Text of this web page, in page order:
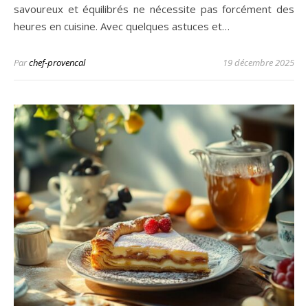
savoureux et équilibrés ne nécessite pas forcément des
heures en cuisine. Avec quelques astuces et…
Parchef-provencal 19 décembre 2025